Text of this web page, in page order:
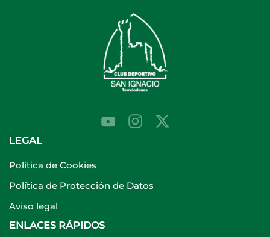
LEGAL
Política de Cookies
Política de Protección de Datos
Aviso legal
ENLACES RÁPIDOS